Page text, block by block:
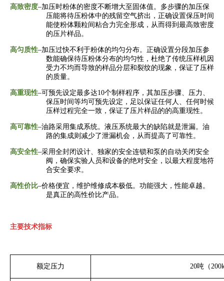
高致密度–加压时粉体的密度不断增大至固体值。多步骤的加压保
压能将待压粉体中的残留空气挤出，正确设置保压时间
能使粉体颗粒间粘合力完全形成，从而得到最高致密度
的压片样品。
高匀质性–加压过快不利于粉体的均匀分布。正确设置分段加压参
数能确保待压粉体分布的均匀性，杜绝了传统压样机因
受力不均而导致的样品分层和裂纹的现象，保证了压样
的质量。
高重现性–可预先设定最多达10个制样程序，其加压步骤、压力、
保压时间等均可预先设定，足以保证任何人、任何时候
压样过程完全一致，保证了压片样品的的高重现性。
高可靠性–油路采用集成系统。液压系统最大的缺陷就是泄漏。油
路的集成则减少了泄漏机会，从而提高了可靠性。
高安全性–采用全封闭设计、独家的安全连锁和泵的自动关闭安全
阀，确保实验人员和设备的绝对安全，以最大程度地符
合安全要求。
高性价比–价格便宜，维护维修成本极低。功能强大，性能卓越。
是真正的高性价比产品。
主要技术指标
额定压力 20吨（